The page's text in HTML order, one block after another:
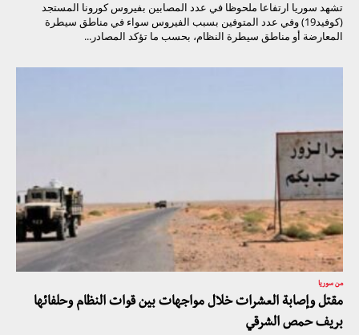
تشهد سوريا ارتفاعا ملحوظا في عدد المصابين بفيروس كورونا المستجد
(كوفيد19) وفي عدد المتوفين بسبب الفيروس سواء في مناطق سيطرة
المعارضة أو مناطق سيطرة النظام، بحسب ما تؤكد المصادر...
من سوريا
مقتل وإصابة العشرات خلال مواجهات بين قوات النظام وحلفائها
بريف حمص الشرقي